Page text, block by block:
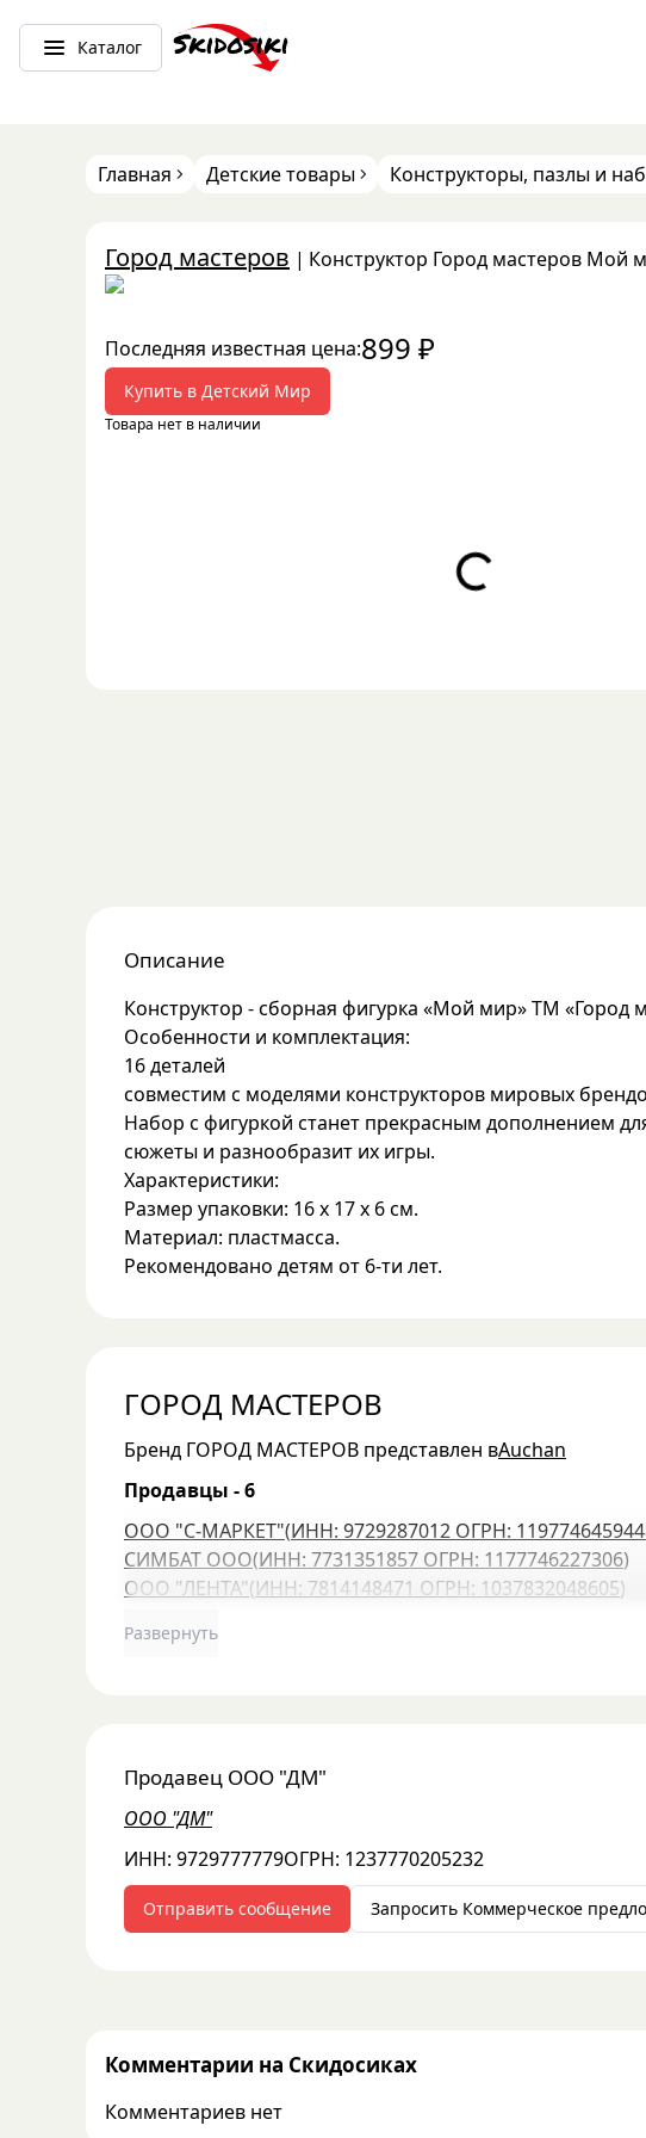
Каталог
Главная Детские товары Конструкторы, пазлы и
Город мастеров | Конструктор Город мастеров Мой
Последняя известная цена:899 ₽
Купить в Детский Мир
Товара нет в наличии
Loading...
Описание
Конструктор - сборная фигурка «Мой мир» ТМ
Особенности и комплектация:
16 деталей
совместим с моделями конструкторов мировых
Набор с фигуркой станет прекрасным дополнением
сюжеты и разнообразит их игры.
Характеристики:
Размер упаковки: 16 х 17 х 6 см.
Материал: пластмасса.
Рекомендовано детям от 6-ти лет.
ГОРОД МАСТЕРОВ
Бренд ГОРОД МАСТЕРОВ представлен вAuchan
Продавцы -6
ООО "С-МАРКЕТ"(ИНН: 9729287012 ОГРН:
СИМБАТ ООО(ИНН: 7731351857 ОГРН: 1177746227306)
ООО "ЛЕНТА"(ИНН: 7814148471 ОГРН: 1037832048605)
Развернуть
Продавец ООО "ДМ"
ООО "ДМ"
ИНН: 9729777779ОГРН: 1237770205232
Отправить сообщение Запросить Коммерческое
Комментарии на Скидосиках
Комментариев нет